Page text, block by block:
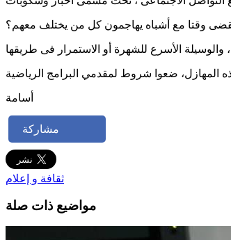
وقتا مع أشباه يهاجمون كل من يختلف معهم؟
أسامة
مشاركة
ثقافة و إعلام
مواضيع ذات صلة